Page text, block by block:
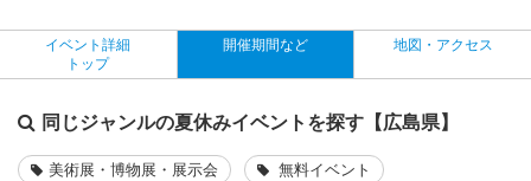
イベント詳細
トップ
開催期間など 地図・アクセス
同じジャンルの夏休みイベントを探す【広島県】
美術展・博物展・展示会 無料イベント